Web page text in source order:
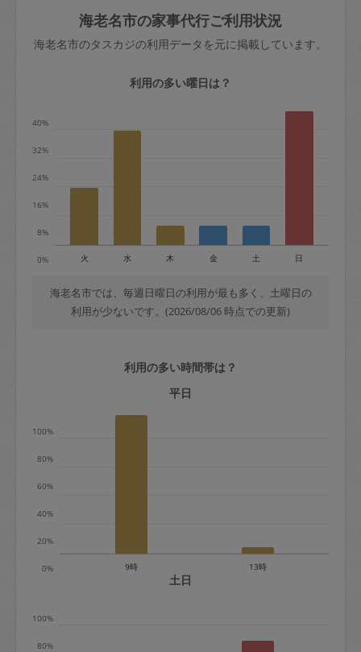
依頼者不在による当日キャンセル＝依頼
金額の100%＋交通費全額
※例：依頼日時／土曜日午前9時開始の場
土曜日8時〜実施時間＝依頼金額の100%
＋交通費全額
依頼者不在による当日キャンセル＝依頼
金額の100%＋交通費全額
定期契約をキャンセルする場合、毎週定
期は月2回まで隔週定期は月1回までキャ
ンセル料は発生しません。それ以上はキ
※キャンセル料金の設定について：
相当で料金設定されています。
きた場合は損害保険の対象外となるので
ご注意ください。
玉、など
あわせてこちらも参照ください：初めて
はありますか？
海老名市の家事代行ご利用状況
海老名市のタスカジの利用データを元に掲載しています。
利用の多い曜日は？
0%
8%
16%
24%
32%
40%
火 水 木 金 土 日
海老名市では、毎週日曜日の利用が最も多く、土曜日の
利用が少ないです。(2026/08/06 時点での更新)
利用の多い時間帯は？
平日
0%
20%
40%
60%
80%
100%
9時 13時
土日
80%
100%